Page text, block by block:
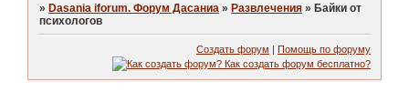
»Dasania iforum. Форум Дасаниа »Развлечения »Байки от
психологов
Создать форум | Помощь по форуму